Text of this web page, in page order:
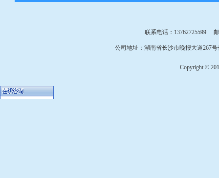
联系电话：13762725599
公司地址：湖南省长沙市晚报大道267
Copyright ©